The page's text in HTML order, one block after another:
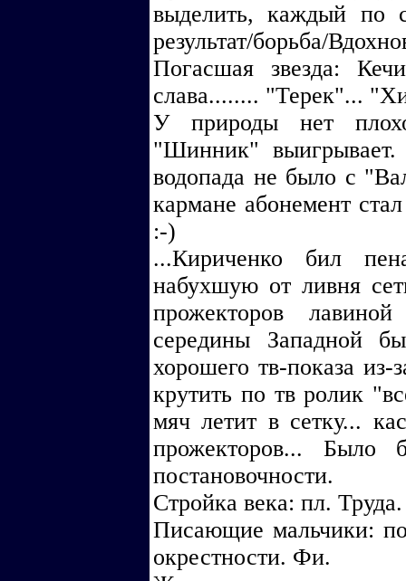
выделить, каждый по
результат/борьба/
Погасшая звезда:
слава........ "Терек"...
У природы нет
"Шинник"
водопада не было с
кармане абонемент
:-)
...Кириченко бил
набухшую от ливня
прожекторов
середины Западной
хорошего тв-показа
крутить по тв ролик
мяч летит в сетку...
прожекторов... Было
постановочности.
Стройка века: пл. Труда.
Писающие мальчики:
окрестности. Фи.